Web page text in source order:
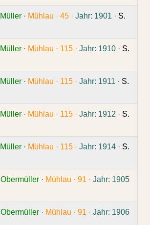
Müller · Mühlau · 45 · Jahr: 1901 · S.
Müller · Mühlau · 115 · Jahr: 1910 · S.
Müller · Mühlau · 115 · Jahr: 1911 · S.
Müller · Mühlau · 115 · Jahr: 1912 · S.
Müller · Mühlau · 115 · Jahr: 1914 · S.
Obermüller · Mühlau · 91 · Jahr: 1905
Obermüller · Mühlau · 91 · Jahr: 1906